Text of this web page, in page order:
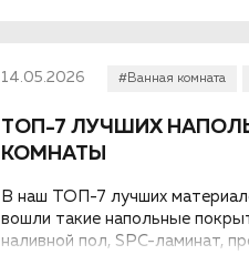
14.05.2026 #Ванная комната
ТОП-7 ЛУЧШИХ
КОМНАТЫ
В наш ТОП-7 лучших
вошли такие напольные
наливной пол, SPC-ламинат,